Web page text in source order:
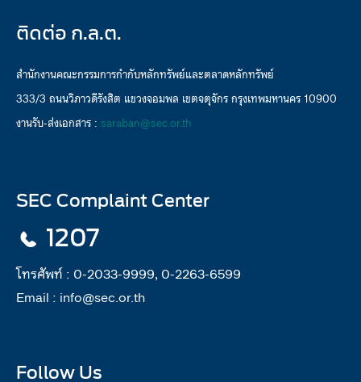
ติดต่อ ก.ล.ต.
สำนักงานคณะกรรมการกำกับหลักทรัพย์และตลาดหลักทรัพย์
333/3 ถนนวิภาวดีรังสิต แขวงจอมพล เขตจตุจักร กรุงเทพมหานคร 10900
งานรับ-ส่งเอกสาร : saraban@sec.or.th
SEC Complaint Center
1207
โทรศัพท์ : 0-2033-9999, 0-2263-6599
Email : info@sec.or.th
Follow Us